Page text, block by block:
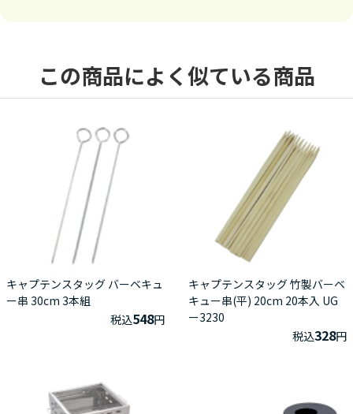
この商品によく似ている商品
キャプテンスタッグ バーベキュ
ー串 30cm 3本組
税込548円
キャプテンスタッグ 竹製バーベ
キュー串(平) 20cm 20本入 UG
ー3230
税込328円